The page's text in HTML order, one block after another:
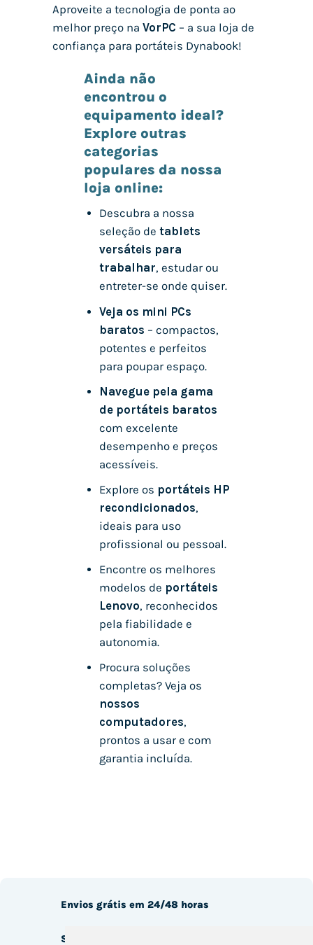
Aproveite a tecnologia de ponta ao
melhor preço na VorPC – a sua loja de
confiança para portáteis Dynabook!
Ainda não
encontrou o
equipamento ideal?
Explore outras
categorias
populares da nossa
loja online:
Descubra a nossa
seleção de tablets
versáteis para
trabalhar, estudar ou
entreter-se onde quiser.
Veja os mini PCs
baratos – compactos,
potentes e perfeitos
para poupar espaço.
Navegue pela gama
de portáteis baratos
com excelente
desempenho e preços
acessíveis.
Explore os portáteis HP
recondicionados,
ideais para uso
profissional ou pessoal.
Encontre os melhores
modelos de portáteis
Lenovo, reconhecidos
pela fiabilidade e
autonomia.
Procura soluções
completas? Veja os
nossos
computadores,
prontos a usar e com
garantia incluída.
Envios grátis em 24/48 horas
Serviço técnico disponível